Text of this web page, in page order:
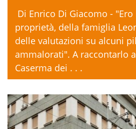
Di Enrico Di Giacomo -
proprietà, della famiglia
delle valutazioni su alcuni
ammalorati". A raccontarlo
Caserma dei . . .